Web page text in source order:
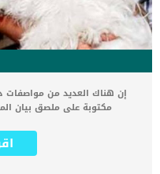
إن هناك العديد من مواصفات
مكتوبة على ملصق بيان
المصطلحات الأخرى. ولكن كيف
وما يجب عليك تجنبه واي